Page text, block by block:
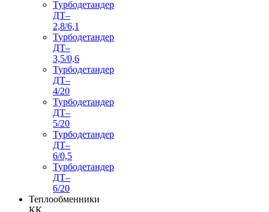
Турбодетандер
ДТ–
2,8/6,1
Турбодетандер
ДТ–
3,5/0,6
Турбодетандер
ДТ–
4/20
Турбодетандер
ДТ–
5/20
Турбодетандер
ДТ–
6/0,5
Турбодетандер
ДТ–
6/20
Теплообменники
КК